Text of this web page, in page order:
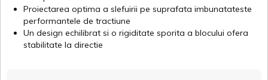
Proiectarea optima a slefuirii pe suprafata imbunatateste
performantele de tractiune
Un design echilibrat si o rigiditate sporita a blocului ofera
stabilitate la directie